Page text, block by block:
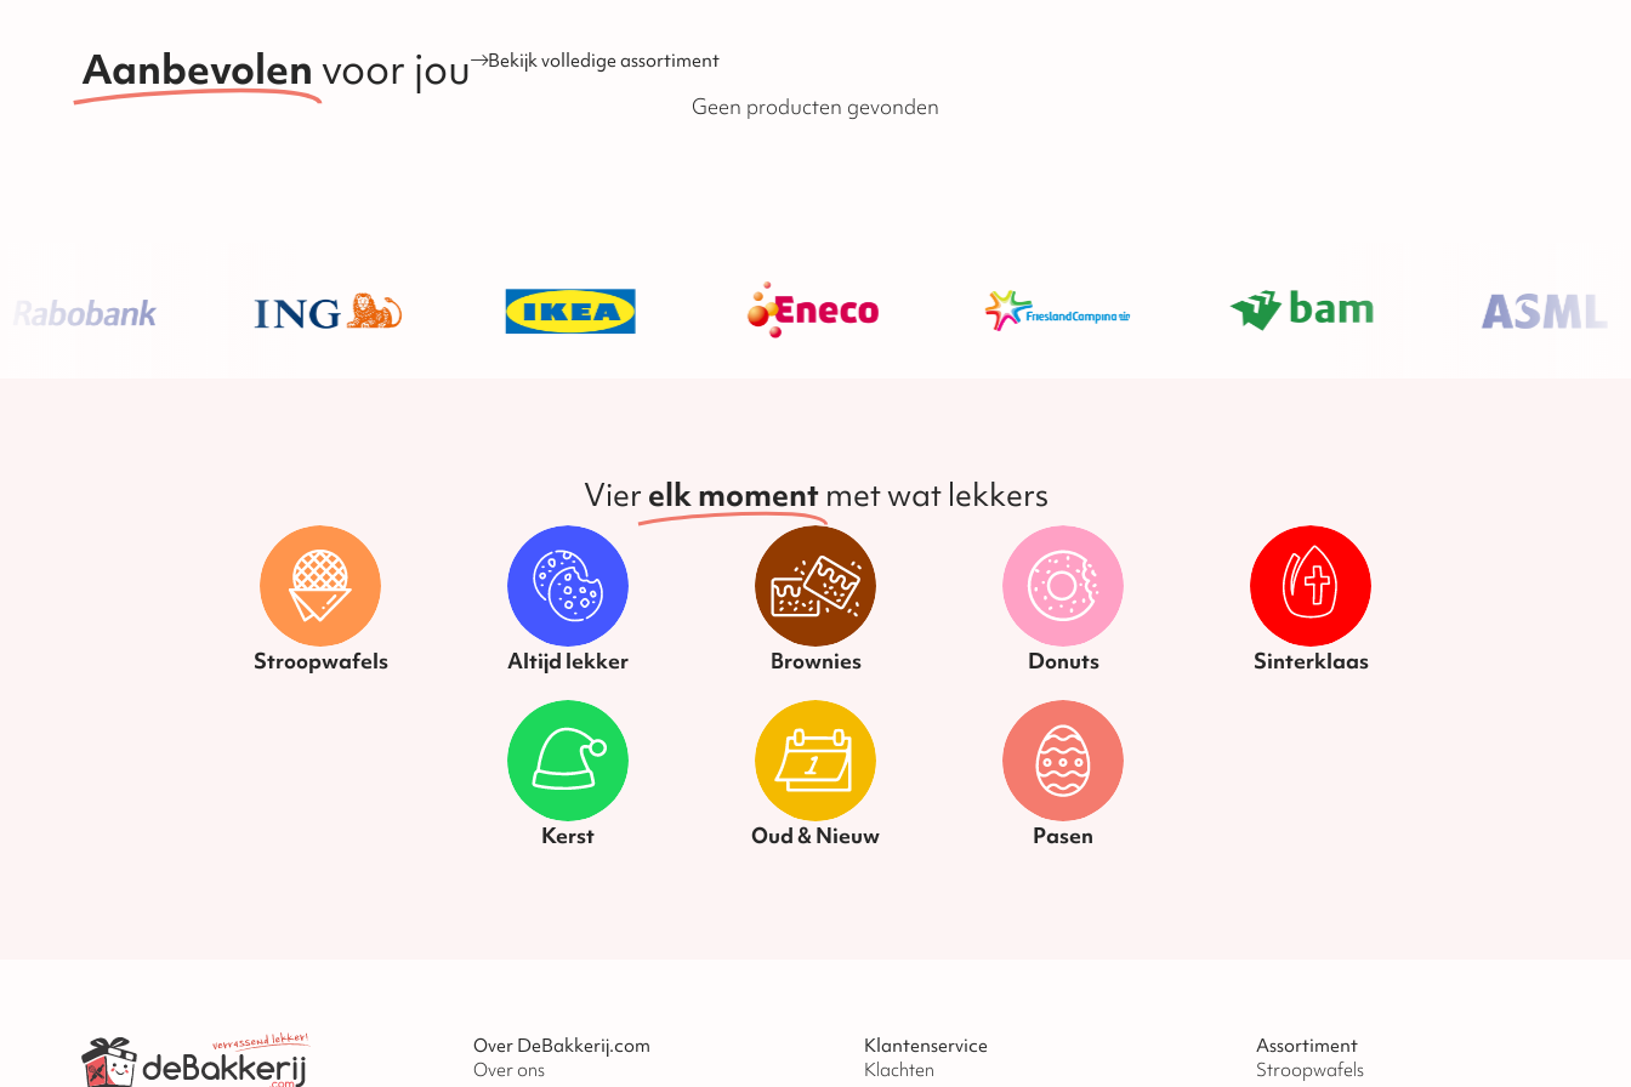
Aanbevolen voor jou Bekijk volledige assortiment
Geen producten gevonden
Vier elk moment met wat lekkers
Stroopwafels Altijd lekker Brownies Donuts Sinterklaas
Kerst Oud & Nieuw Pasen
Over DeBakkerij.com
Over ons
Klantenservice
Klachten
Assortiment
Stroopwafels